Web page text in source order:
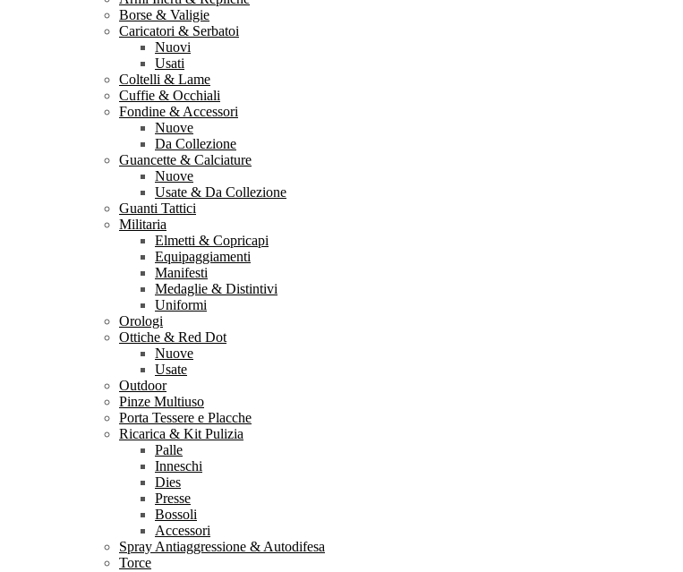
Borse & Valigie
Caricatori & Serbatoi
Nuovi
Usati
Coltelli & Lame
Cuffie & Occhiali
Fondine & Accessori
Nuove
Da Collezione
Guancette & Calciature
Nuove
Usate & Da Collezione
Guanti Tattici
Militaria
Elmetti & Copricapi
Equipaggiamenti
Manifesti
Medaglie & Distintivi
Uniformi
Orologi
Ottiche & Red Dot
Nuove
Usate
Outdoor
Pinze Multiuso
Porta Tessere e Placche
Ricarica & Kit Pulizia
Palle
Inneschi
Dies
Presse
Bossoli
Accessori
Spray Antiaggressione & Autodifesa
Torce